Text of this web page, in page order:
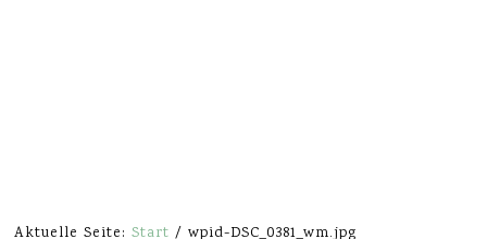
Aktuelle Seite:Start / wpid-DSC_0381_wm.jpg